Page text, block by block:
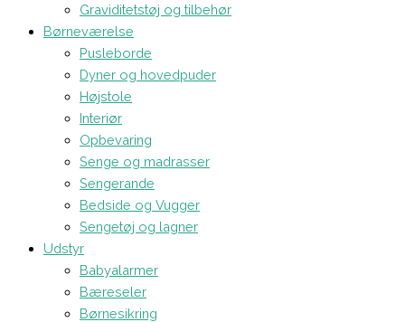
Graviditetstøj og tilbehør
Børneværelse
Pusleborde
Dyner og hovedpuder
Højstole
Interiør
Opbevaring
Senge og madrasser
Sengerande
Bedside og Vugger
Sengetøj og lagner
Udstyr
Babyalarmer
Bæreseler
Børnesikring